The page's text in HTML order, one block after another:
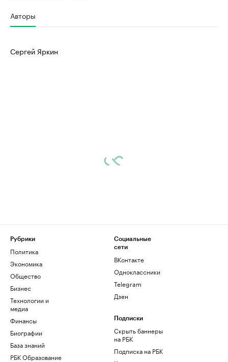
Авторы
Сергей Яркин
Рубрики
Политика
Экономика
Общество
Бизнес
Технологии и
медиа
Финансы
Биографии
База знаний
РБК Образование
Социальные
сети
ВКонтакте
Одноклассники
Telegram
Дзен
Подписки
Скрыть баннеры
на РБК
Подписка на РБК